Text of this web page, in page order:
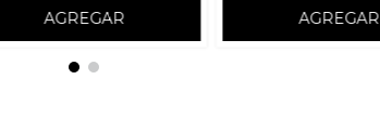
AGREGAR AGREGAR